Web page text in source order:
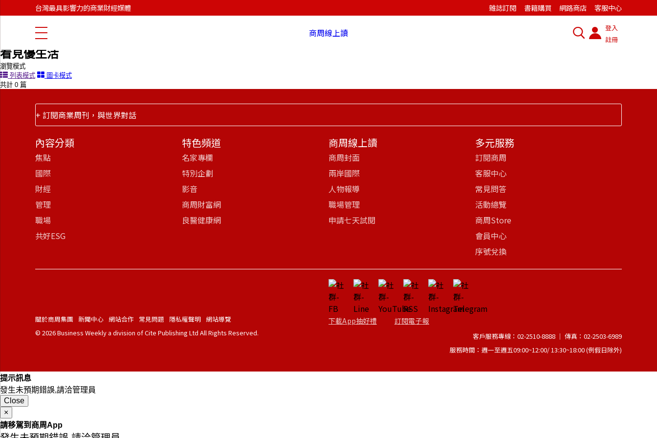
台灣最具影響力的商業財經媒體 雜誌訂閱 書籍購買 網路商店 客服中心
商周線上讀
登入
註冊
商周線上讀
看見優生活
看見優生活
瀏覽模式
列表模式
圖卡模式
共計 0 篇
+ 訂閱商業周刊，與世界對話
內容分類
焦點
國際
財經
管理
職場
共好ESG
特色頻道
名家專欄
特別企劃
影音
商周財富網
良醫健康網
商周線上讀
商周封面
兩岸國際
人物報導
職場管理
申請七天試閱
多元服務
訂閱商周
客服中心
常見問答
活動總覽
商周Store
會員中心
序號兌換
關於商周集團 新聞中心 網站合作 常見問題 隱私權聲明 網站導覽
© 2026 Business Weekly a division of Cite Publishing Ltd All Rights Reserved.
下載App抽好禮 訂閱電子報
客戶服務專線：02-2510-8888 │ 傳真：02-2503-6989
服務時間：週一至週五09:00~12:00/ 13:30~18:00 (例假日除外)
提示訊息
發生未預期錯誤,請洽管理員
Close
×
請移駕到商周App